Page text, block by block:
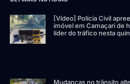
[Vídeo] Polícia Civil
imóvel em Camaçari de
líder do tráfico nesta
Mudanças no trânsito